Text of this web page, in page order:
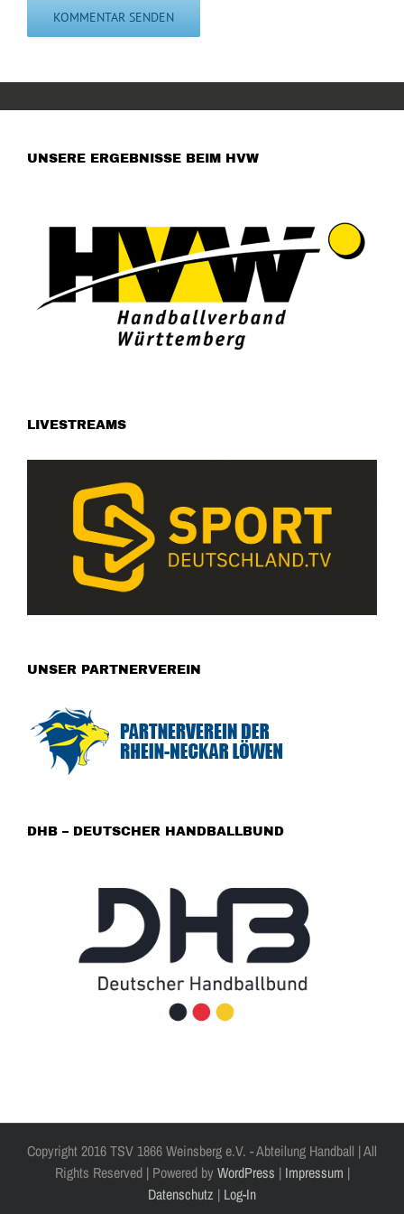
UNSERE ERGEBNISSE BEIM HVW
LIVESTREAMS
UNSER PARTNERVEREIN
DHB – DEUTSCHER HANDBALLBUND
Copyright 2016 TSV 1866 Weinsberg e.V. - Abteilung Handball | All
Rights Reserved | Powered by WordPress | Impressum |
Datenschutz | Log-In